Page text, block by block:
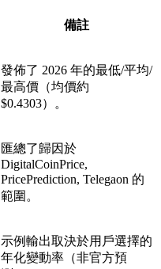
備註
發佈了 2026 年的最低/平均/
最高價（均價約
$0.4303）。
匯總了歸因於
DigitalCoinPrice,
PricePrediction, Telegaon 的
範圍。
示例輸出取決於用戶選擇的
年化變動率（非官方預